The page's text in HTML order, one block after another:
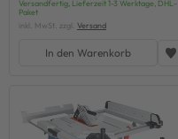
Versandfertig, Lieferzeit 1-3 Werktage, DHL-
Paket
inkl. MwSt. zzgl. Versand
In den Warenkorb